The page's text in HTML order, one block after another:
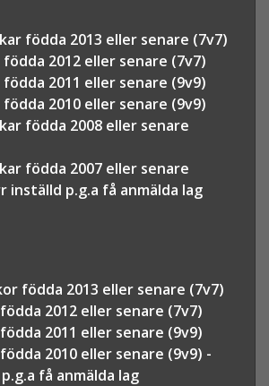
födda 2013 eller senare (7v7)
2012 eller senare (7v7)
2011 eller senare (9v9)
2010 eller senare (9v9)
födda 2008 eller senare
födda 2007 eller senare
inställd p.g.a få anmälda lag
födda 2013 eller senare (7v7)
2012 eller senare (7v7)
2011 eller senare (9v9)
2010 eller senare (9v9) -
få anmälda lag